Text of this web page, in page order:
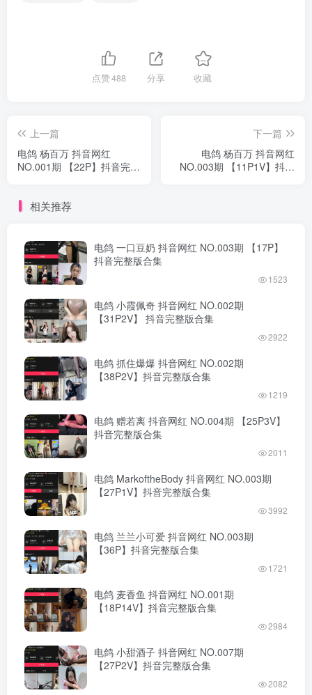
点赞488 分享 收藏
上一篇
电鸽 杨百万 抖音网红
NO.001期 【22P】抖音完整
下一篇
电鸽 杨百万 抖音网红
NO.003期 【11P1V】抖音
相关推荐
电鸽 一口豆奶 抖音网红 NO.003期 【17P】
抖音完整版合集
1523
电鸽 小霞佩奇 抖音网红 NO.002期
【31P2V】 抖音完整版合集
2922
电鸽 抓住爆爆 抖音网红 NO.002期
【38P2V】抖音完整版合集
1219
电鸽 赠若离 抖音网红 NO.004期 【25P3V】
抖音完整版合集
2011
电鸽 MarkoftheBody 抖音网红 NO.003期
【27P1V】抖音完整版合集
3992
电鸽 兰兰小可爱 抖音网红 NO.003期
【36P】抖音完整版合集
1721
电鸽 麦香鱼 抖音网红 NO.001期
【18P14V】抖音完整版合集
2984
电鸽 小甜酒子 抖音网红 NO.007期
【27P2V】抖音完整版合集
2082